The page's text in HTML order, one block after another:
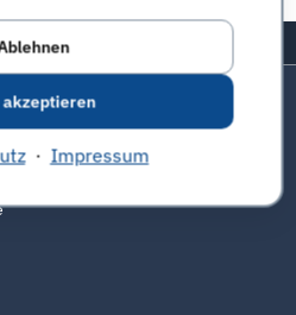
akzeptieren
· Impressum
Seitenanfang